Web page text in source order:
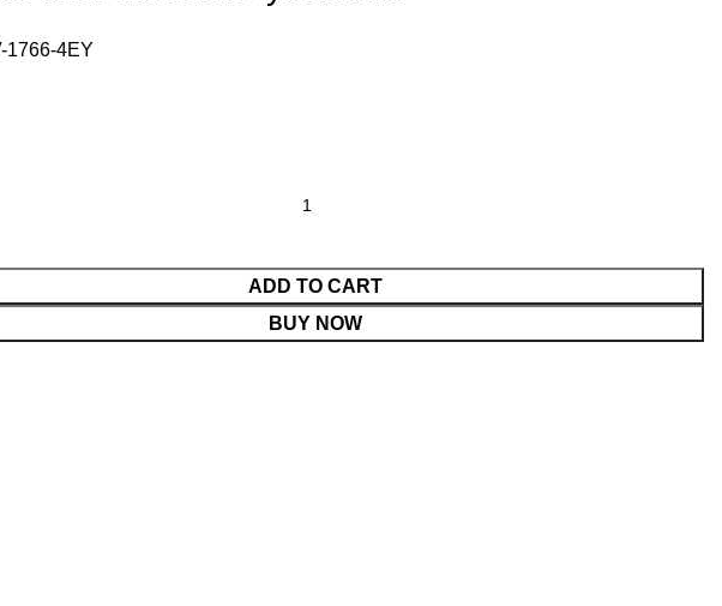
1766-4EY
ADD TO CART
BUY NOW